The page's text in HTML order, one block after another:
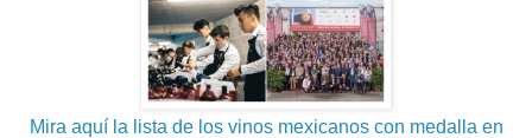
Mira aquí la lista de los vinos mexicanos con medalla en